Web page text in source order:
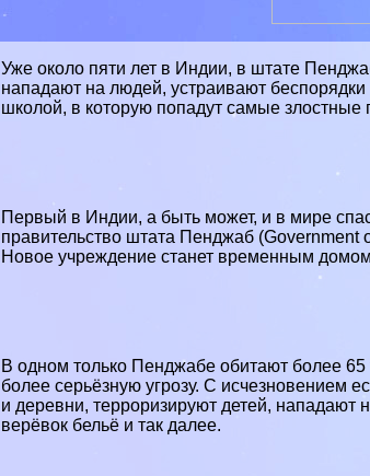
Уже около пяти лет в Индии, в штате
нападают на людей, устраивают
школой, в которую попадут самые злостные
Первый в Индии, а быть может, и в мире
правительство штата Пенджаб (Government
Новое учреждение станет временным
В одном только Пенджабе обитают более
более серьёзную угрозу. С исчезновением
и деревни, терроризируют детей,
верёвок бельё и так далее.